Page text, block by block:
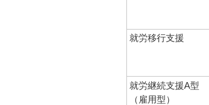
就労移行支援
就労継続支援A型
（雇用型）